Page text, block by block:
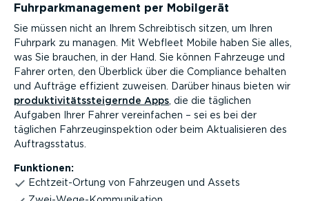
Fuhrpark­ma­nagement per Mobilgerät
Sie müssen nicht an Ihrem Schreib­tisch sitzen, um Ihren
Fuhrpark zu managen. Mit Webfleet Mobile haben Sie alles,
was Sie brauchen, in der Hand. Sie können Fahrzeuge und
Fahrer orten, den Überblick über die Compliance behalten
und Aufträge effizient zuweisen. Darüber hinaus bieten wir
produk­ti­vi­täts­stei­gernde Apps , die die täglichen
Aufgaben Ihrer Fahrer verein­fachen – sei es bei der
täglichen Fahrzeug­in­spektion oder beim Aktua­li­sieren des
Auftrags­status.
Funktionen:
Echtzeit-Ortung von Fahrzeugen und Assets